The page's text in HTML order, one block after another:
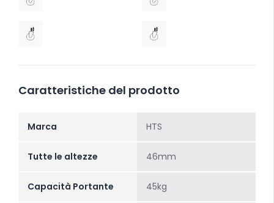
Caratteristiche del prodotto
Marca HTS
Tutte le altezze 46mm
Capacità Portante 45kg